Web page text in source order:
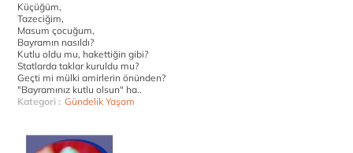
Küçüğüm,
Tazeciğim,
Masum çocuğum,
Bayramın nasıldı?
Kutlu oldu mu, hakettiğin gibi?
Statlarda taklar kuruldu mu?
Geçti mi mülki amirlerin önünden?
"Bayramınız kutlu olsun" ha..
Kategori : Gündelik Yaşam